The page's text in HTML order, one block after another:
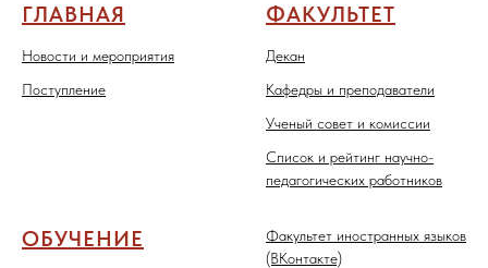
ГЛАВНАЯ
Новости и мероприятия
Поступление
ФАКУЛЬТЕТ
Декан
Кафедры и преподаватели
Ученый совет и комиссии
Список и рейтинг научно-
педагогических работников
ОБУЧЕНИЕ
Факультет иностранных языков
(ВКонтакте)